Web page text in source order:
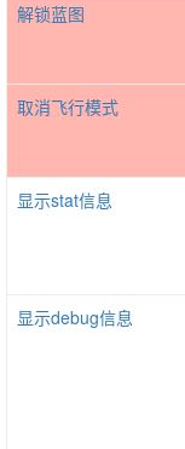
解锁蓝图
取消飞行模式
显示stat信息
显示debug信息